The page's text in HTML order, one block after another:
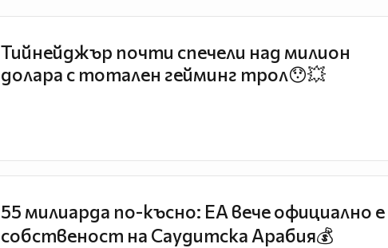
Тийнейджър почти спечели над милион
долара с тотален гейминг трол😯💥
55 милиарда по-късно: EA вече официално е
собственост на Саудитска Арабия💰